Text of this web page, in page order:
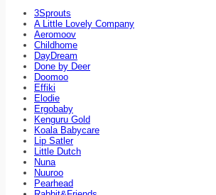
3Sprouts
A Little Lovely Company
Aeromoov
Childhome
DayDream
Done by Deer
Doomoo
Effiki
Elodie
Ergobaby
Kenguru Gold
Koala Babycare
Lip Satler
Little Dutch
Nuna
Nuuroo
Pearhead